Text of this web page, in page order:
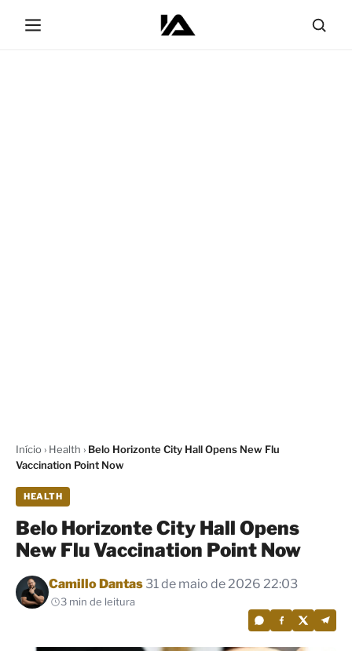
Início› Health › Belo Horizonte City Hall Opens New Flu
Vaccination Point Now
HEALTH
Belo Horizonte City Hall Opens
New Flu Vaccination Point Now
Por
Camillo Dantas 31 de maio de 2026 22:03
3 min de leitura